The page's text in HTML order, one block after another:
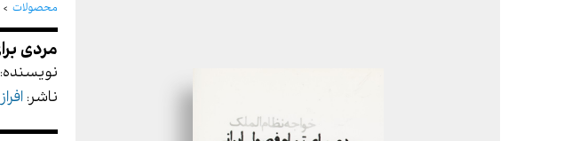
محصولات
نویسنده:
ناشر: افراز